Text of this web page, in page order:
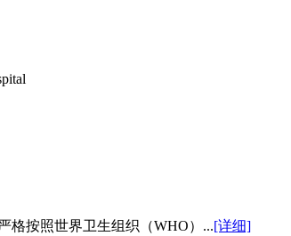
格按照世界卫生组织（WHO）...[详细]